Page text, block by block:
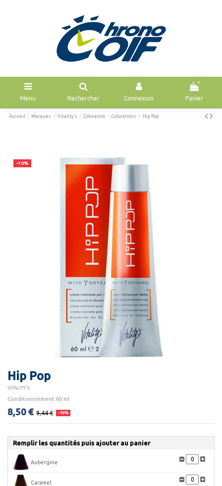
Menu Rechercher Connexion
0
Panier
Accueil Marques Vitality's Coloration Colorations Hip Pop
-10%
Hip Pop
VITALITY'S
Conditionnement 60 ml
8,50 € 9,44 € -10%
Remplir les quantités puis ajouter au panier
Aubergine
Caramel